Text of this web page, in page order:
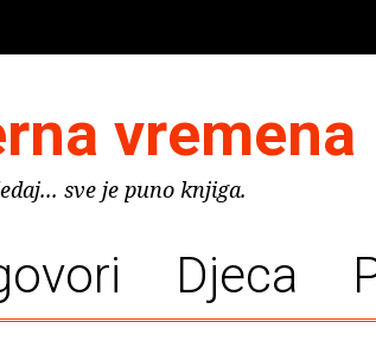
vremena
sve je puno knjiga.
Djeca